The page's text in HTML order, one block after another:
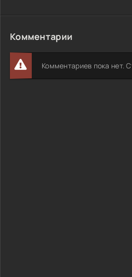
Комментарии
Комментариев пока нет.